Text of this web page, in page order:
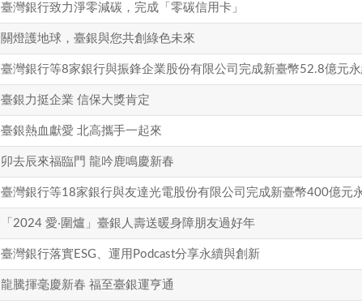
臺灣銀行致力淨零減碳，完成「零碳信用卡」
關燈護地球，臺銀與您共創綠色未來
臺灣銀行等8家銀行與振鋒企業股份有限公司完成新臺幣52.8億元
臺銀力挺企業 信保大獎肯定
臺銀熱血獻愛 北高攜手一起來
卯去辰來福臨門 龍吟鹿鳴慶新春
臺灣銀行等18家銀行與友達光電股份有限公司完成新臺幣400億元
「2024 愛‧圍爐」臺銀人壽送暖身障朋友過好年
臺灣銀行落實ESG、運用Podcast分享永續與創新
龍騰揮毫慶新春 福至臺銀運亨通